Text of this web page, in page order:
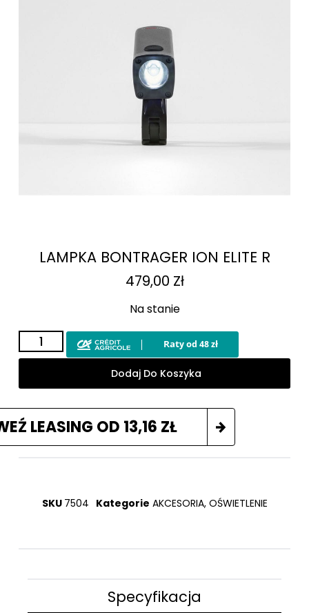
LAMPKA BONTRAGER ION ELITE R
479,00 Zł
Na stanie
Dodaj Do Koszyka
LEASING OD 13,16 ZŁ
SKU 7504 Kategorie AKCESORIA, OŚWIETLENIE
Specyfikacja